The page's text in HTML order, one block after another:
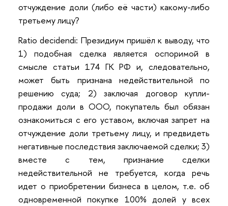
отчуждение доли (либо её части) какому-либо
третьему лицу?
Ratio decidendi: Президиум пришёл к выводу, что
1) подобная сделка является оспоримой в
смысле статьи 174 ГК РФ и, следовательно,
может быть признана недействительной по
решению суда; 2) заключая договор купли-
продажи доли в ООО, покупатель был обязан
ознакомиться с его уставом, включая запрет на
отчуждение доли третьему лицу, и предвидеть
негативные последствия заключаемой сделки; 3)
вместе с тем, признание сделки
недействительной не требуется, когда речь
идет о приобретении бизнеса в целом, т.е. об
одновременной покупке 100% долей у всех